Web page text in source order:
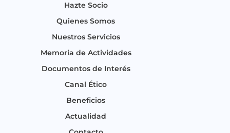
Hazte Socio
Quienes Somos
Nuestros Servicios
Memoria de Actividades
Documentos de Interés
Canal Ético
Beneficios
Actualidad